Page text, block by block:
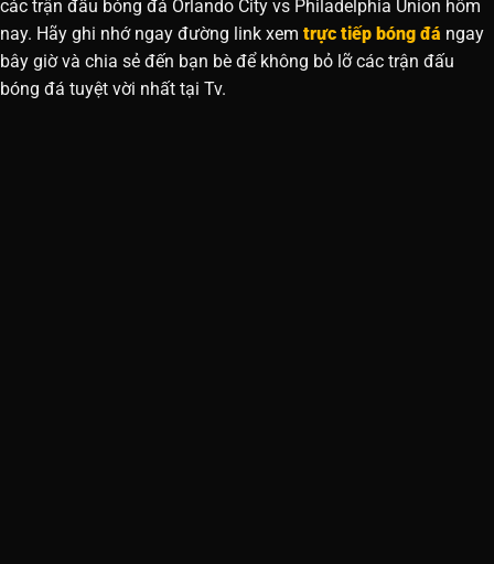
các trận đấu bóng đá Orlando City vs Philadelphia Union hôm
nay. Hãy ghi nhớ ngay đường link xem trực tiếp bóng đá ngay
bây giờ và chia sẻ đến bạn bè để không bỏ lỡ các trận đấu
bóng đá tuyệt vời nhất tại Tv.